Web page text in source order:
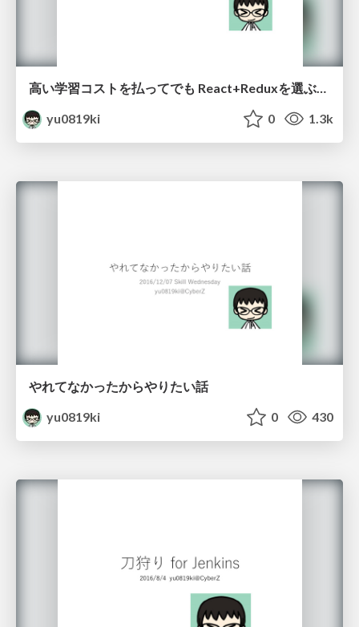
yu0819ki
0 1.3k
やれてなかったからやりたい話
yu0819ki
0 430